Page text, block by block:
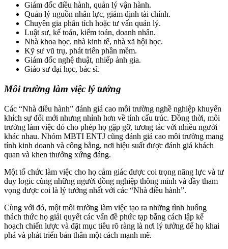
Giám đốc điều hành, quản lý vận hành.
Quản lý nguồn nhân lực, giám định tài chính.
Chuyên gia phân tích hoặc tư vấn quản lý.
Luật sư, kế toán, kiểm toán, doanh nhân.
Nhà khoa học, nhà kinh tế, nhà xã hội học.
Kỹ sư vũ trụ, phát triển phần mềm.
Giám đốc nghệ thuật, nhiếp ảnh gia.
Giáo sư đại học, bác sĩ.
Môi trường làm việc lý tưởng
Các “Nhà điều hành” đánh giá cao môi trường nghề nghiệp khuyến
khích sự đổi mới nhưng nhỉnh hơn về tính cấu trúc. Đồng thời, môi
trường làm việc đó cho phép họ gặp gỡ, tương tác với nhiều người
khác nhau. Nhóm MBTI ENTJ cũng đánh giá cao môi trường mang
tính kinh doanh và công bằng, nơi hiệu suất được đánh giá khách
quan và khen thưởng xứng đáng.
Một tổ chức làm việc cho họ cảm giác được coi trọng năng lực và tư
duy logic cùng những người đồng nghiệp thông minh và đầy tham
vọng được coi là lý tưởng nhất với các “Nhà điều hành”.
Cùng với đó, một môi trường làm việc tạo ra những tình huống
thách thức họ giải quyết các vấn đề phức tạp bằng cách lập kế
hoạch chiến lược và đặt mục tiêu rõ ràng là nơi lý tưởng để họ khai
phá và phát triển bản thân một cách mạnh mẽ.